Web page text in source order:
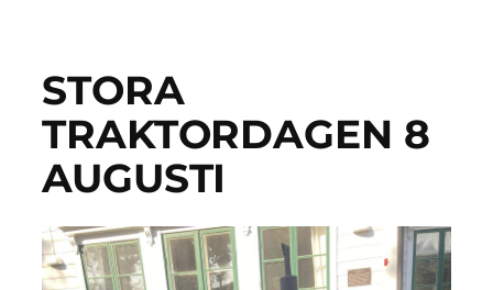
STORA
TRAKTORDAGEN 8
AUGUSTI